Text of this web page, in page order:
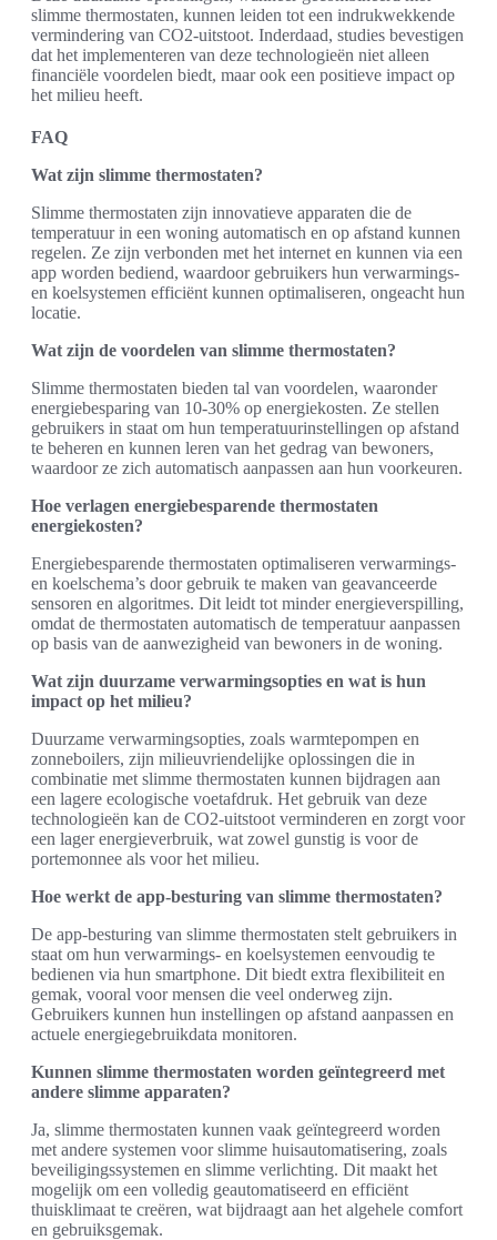
slimme thermostaten, kunnen leiden tot een indrukwekkende
vermindering van CO2-uitstoot. Inderdaad, studies bevestigen
dat het implementeren van deze technologieën niet alleen
financiële voordelen biedt, maar ook een positieve impact op
het milieu heeft.
FAQ
Wat zijn slimme thermostaten?
Slimme thermostaten zijn innovatieve apparaten die de
temperatuur in een woning automatisch en op afstand kunnen
regelen. Ze zijn verbonden met het internet en kunnen via een
app worden bediend, waardoor gebruikers hun verwarmings-
en koelsystemen efficiënt kunnen optimaliseren, ongeacht hun
locatie.
Wat zijn de voordelen van slimme thermostaten?
Slimme thermostaten bieden tal van voordelen, waaronder
energiebesparing van 10-30% op energiekosten. Ze stellen
gebruikers in staat om hun temperatuurinstellingen op afstand
te beheren en kunnen leren van het gedrag van bewoners,
waardoor ze zich automatisch aanpassen aan hun voorkeuren.
Hoe verlagen energiebesparende thermostaten
energiekosten?
Energiebesparende thermostaten optimaliseren verwarmings-
en koelschema’s door gebruik te maken van geavanceerde
sensoren en algoritmes. Dit leidt tot minder energieverspilling,
omdat de thermostaten automatisch de temperatuur aanpassen
op basis van de aanwezigheid van bewoners in de woning.
Wat zijn duurzame verwarmingsopties en wat is hun
impact op het milieu?
Duurzame verwarmingsopties, zoals warmtepompen en
zonneboilers, zijn milieuvriendelijke oplossingen die in
combinatie met slimme thermostaten kunnen bijdragen aan
een lagere ecologische voetafdruk. Het gebruik van deze
technologieën kan de CO2-uitstoot verminderen en zorgt voor
een lager energieverbruik, wat zowel gunstig is voor de
portemonnee als voor het milieu.
Hoe werkt de app-besturing van slimme thermostaten?
De app-besturing van slimme thermostaten stelt gebruikers in
staat om hun verwarmings- en koelsystemen eenvoudig te
bedienen via hun smartphone. Dit biedt extra flexibiliteit en
gemak, vooral voor mensen die veel onderweg zijn.
Gebruikers kunnen hun instellingen op afstand aanpassen en
actuele energiegebruikdata monitoren.
Kunnen slimme thermostaten worden geïntegreerd met
andere slimme apparaten?
Ja, slimme thermostaten kunnen vaak geïntegreerd worden
met andere systemen voor slimme huisautomatisering, zoals
beveiligingssystemen en slimme verlichting. Dit maakt het
mogelijk om een volledig geautomatiseerd en efficiënt
thuisklimaat te creëren, wat bijdraagt aan het algehele comfort
en gebruiksgemak.